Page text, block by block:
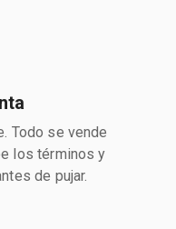
Todo se vende
los términos y
de pujar.